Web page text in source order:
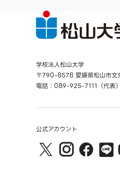
学校法人松山大学
〒790-8578 愛媛県松山市文
電話：089-925-7111（代表）
公式アカウント